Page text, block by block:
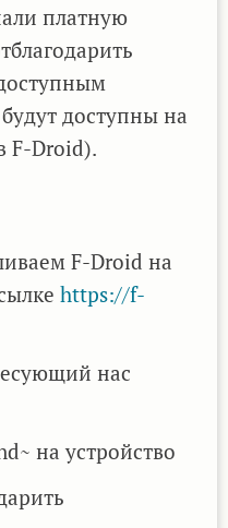
платную
доступны на
F-Droid).
F-Droid на
https://f-
нас
на устройство